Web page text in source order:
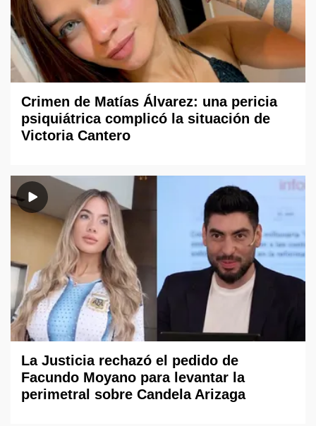
Crimen de Matías Álvarez: una pericia
psiquiátrica complicó la situación de
Victoria Cantero
La Justicia rechazó el pedido de
Facundo Moyano para levantar la
perimetral sobre Candela Arizaga